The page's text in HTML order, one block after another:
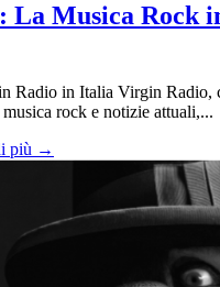
La Musica Rock
Radio in Italia Virgin Radio,
rock e notizie attuali,...
più →